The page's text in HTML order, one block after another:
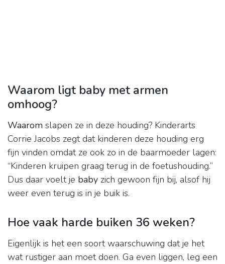
Waarom ligt baby met armen
omhoog?
Waarom slapen ze in deze houding? Kinderarts
Corrie Jacobs zegt dat kinderen deze houding erg
fijn vinden omdat ze ook zo in de baarmoeder lagen:
“Kinderen kruipen graag terug in de foetushouding.”
Dus daar voelt je baby zich gewoon fijn bij, alsof hij
weer even terug is in je buik is.
Hoe vaak harde buiken 36 weken?
Eigenlijk is het een soort waarschuwing dat je het
wat rustiger aan moet doen. Ga even liggen, leg een